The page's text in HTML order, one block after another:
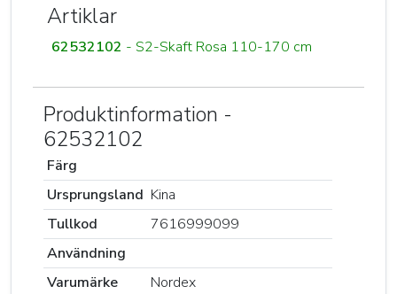
Artiklar
62532102 - S2-Skaft Rosa 110-170 cm
Produktinformation -
62532102
Färg
Ursprungsland Kina
Tullkod
7616999099
Användning
Varumärke
Nordex